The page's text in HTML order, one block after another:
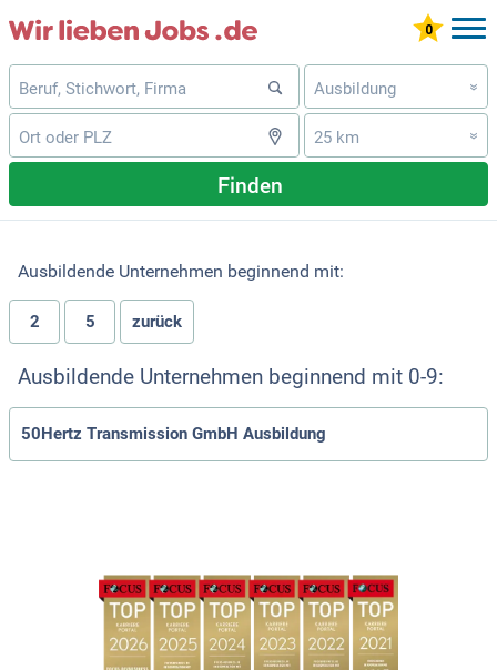
Ausbildung »
25 km »
Finden
Ausbildende Unternehmen beginnend mit:
2 5 zurück
Ausbildende Unternehmen beginnend mit 0-9:
50Hertz Transmission GmbH Ausbildung